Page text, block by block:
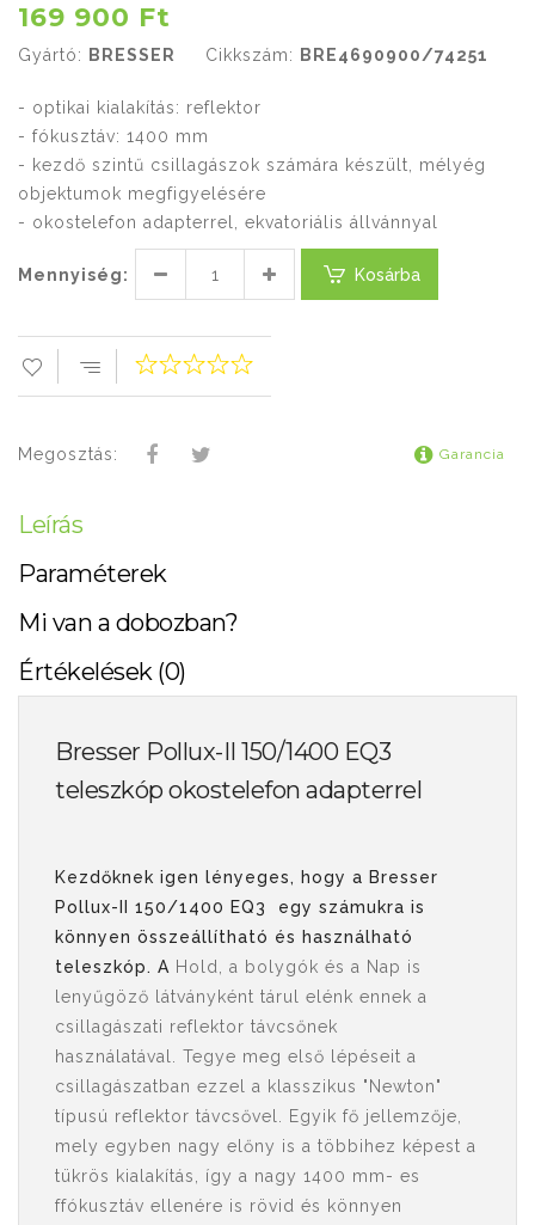
169 900 Ft
Gyártó: BRESSER Cikkszám: BRE4690900/74251
- optikai kialakítás: reflektor
- fókusztáv: 1400 mm
- kezdő szintű csillagászok számára készült, mélyég
objektumok megfigyelésére
- okostelefon adapterrel, ekvatoriális állvánnyal
Mennyiség: Kosárba
Megosztás: Garancia
Leírás
Paraméterek
Mi van a dobozban?
Értékelések (0)
Bresser Pollux-II 150/1400 EQ3
teleszkóp okostelefon adapterrel
Kezdőknek igen lényeges, hogy a Bresser
Pollux-II 150/1400 EQ3 egy számukra is
könnyen összeállítható és használható
teleszkóp. A Hold, a bolygók és a Nap is
lenyűgöző látványként tárul elénk ennek a
csillagászati reflektor távcsőnek
használatával. Tegye meg első lépéseit a
csillagászatban ezzel a klasszikus "Newton"
típusú reflektor távcsővel. Egyik fő jellemzője,
mely egyben nagy előny is a többihez képest a
tükrös kialakítás, így a nagy 1400 mm- es
ffókusztáv ellenére is rövid és könnyen